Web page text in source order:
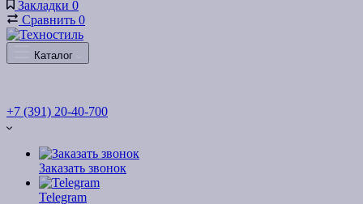
Закладки 0
Сравнить 0
Каталог
+7 (391) 20-40-700
Заказать звонок
Telegram